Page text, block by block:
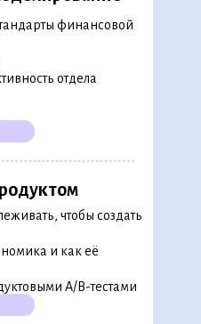
финансовой
отдела
чтобы создать
и как её
A/B-тестами
в соцсетях
для продвижения
трафик
кейса
эффективность